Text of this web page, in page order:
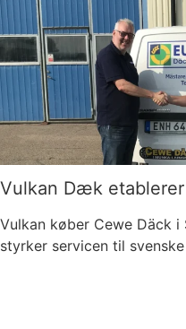
Vulkan Dæk
Vulkan køber Cewe Däck
styrker servicen til